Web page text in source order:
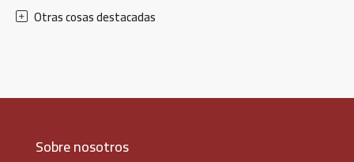
Otras cosas destacadas
Sobre nosotros